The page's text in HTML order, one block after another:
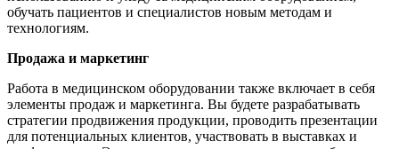
обучать пациентов и специалистов новым методам и
технологиям.
Продажа и маркетинг
Работа в медицинском оборудовании также включает в себя
элементы продаж и маркетинга. Вы будете разрабатывать
стратегии продвижения продукции, проводить презентации
для потенциальных клиентов, участвовать в выставках и